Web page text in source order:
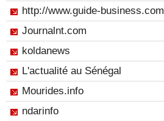
http://www.guide-business.com
Journalnt.com
koldanews
L'actualité au Sénégal
Mourides.info
ndarinfo